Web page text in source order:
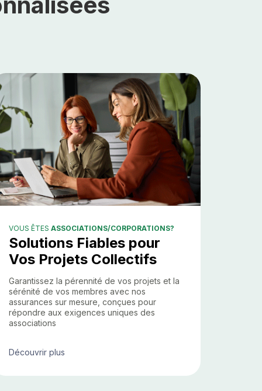
VOUS ÊTES ASSOCIATIONS/CORPORATIONS?
Solutions Fiables pour
Vos Projets Collectifs
Garantissez la pérennité de vos projets et la
sérénité de vos membres avec nos
assurances sur mesure, conçues pour
répondre aux exigences uniques des
associations
Découvrir plus